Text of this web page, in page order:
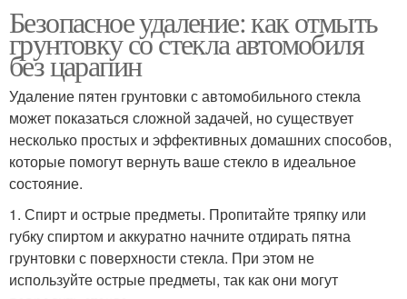
Безопасное удаление: как отмыть
грунтовку со стекла автомобиля
без царапин
Удаление пятен грунтовки с автомобильного стекла
может показаться сложной задачей, но существует
несколько простых и эффективных домашних способов,
которые помогут вернуть ваше стекло в идеальное
состояние.
1. Спирт и острые предметы. Пропитайте тряпку или
губку спиртом и аккуратно начните отдирать пятна
грунтовки с поверхности стекла. При этом не
используйте острые предметы, так как они могут